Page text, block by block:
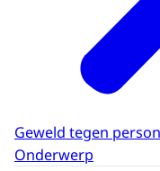
Geweld tegen
Onderwerp